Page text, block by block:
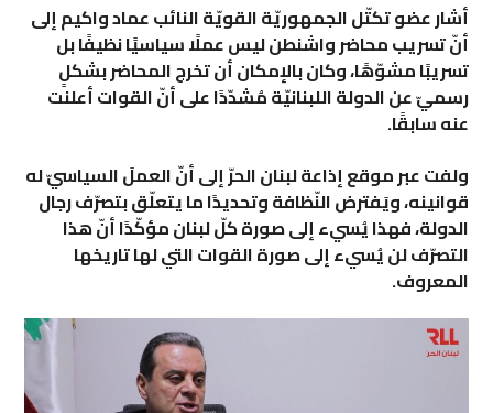
أشار عضو تكتّل الجمهوريّة القويّة النائب عماد واكيم إلى
أنّ تسريب محاضر واشنطن ليس عملًا سياسيًا نظيفًا بل
تسريبًا مشوّهًا، وكان بالإمكان أن تخرج المحاضر بشكلٍ
رسميّ عن الدولة اللبنانيّة مُشدّدًا على أنّ القوات أعلنت
عنه سابقًا.
ولفت عبر موقع إذاعة لبنان الحرّ إلى أنّ العملَ السياسيّ له
قوانينه، ويَفترض النّظافة وتحديدًا ما يتعلّق بتصرّف رجال
الدولة، فهذا يُسيء إلى صورة كلّ لبنان مؤكّدًا أنّ هذا
التصرّف لن يُسيء إلى صورة القوات التي لها تاريخها
المعروف.